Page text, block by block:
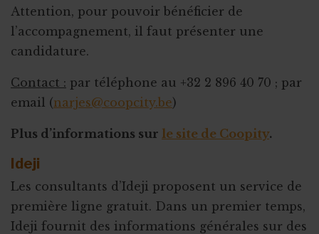
Attention, pour pouvoir bénéficier de
l’accompagnement, il faut présenter une
candidature.
Contact : par téléphone au +32 2 896 40 70 ; par
email (narjes@coopcity.be)
Plus d’informations sur le site de Coopity.
Ideji
Les consultants d’Ideji proposent un service de
première ligne gratuit. Dans un premier temps,
Ideji fournit des informations générales sur des